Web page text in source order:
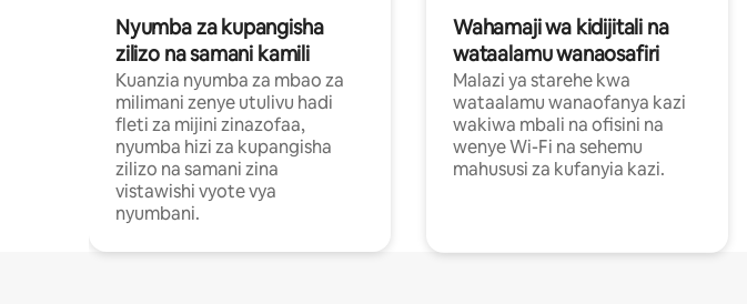
Nyumba za kupangisha
zilizo na samani kamili
Kuanzia nyumba za mbao za
milimani zenye utulivu hadi
fleti za mijini zinazofaa,
nyumba hizi za kupangisha
zilizo na samani zina
vistawishi vyote vya
nyumbani.
Wahamaji wa kidijitali na
wataalamu wanaosafiri
Malazi ya starehe kwa
wataalamu wanaofanya kazi
wakiwa mbali na ofisini na
wenye Wi-Fi na sehemu
mahususi za kufanyia kazi.